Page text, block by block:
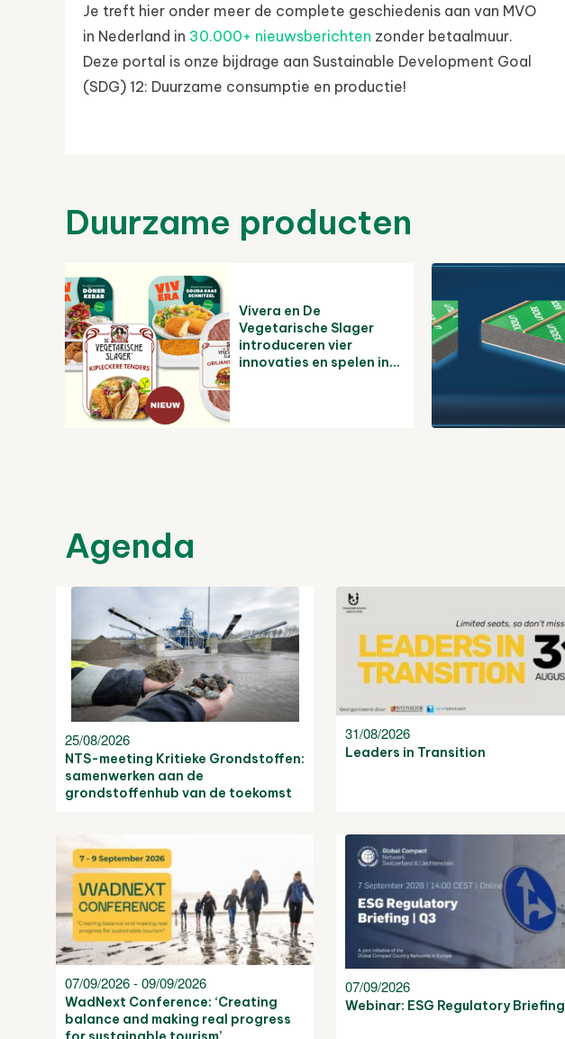
Je treft hier onder meer de complete geschiedenis aan van MVO
in Nederland in 30.000+ nieuwsberichten zonder betaalmuur.
Deze portal is onze bijdrage aan Sustainable Development Goal
(SDG) 12: Duurzame consumptie en productie!
Duurzame producten
Vivera en De
Vegetarische Slager
introduceren vier
innovaties en spelen in...
Agenda
25/08/2026
NTS-meeting Kritieke Grondstoffen:
samenwerken aan de
grondstoffenhub van de toekomst
31/08/2026
Leaders in Transition
07/09/2026 - 09/09/2026
WadNext Conference: ‘Creating
balance and making real progress
07/09/2026
Webinar: ESG Regulatory Briefing